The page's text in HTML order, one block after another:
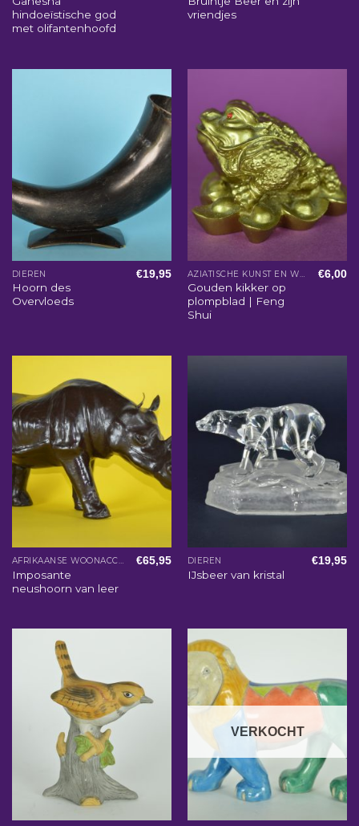
hindoeïstische god
met olifantenhoofd
vriendjes
DIEREN
Hoorn des
Overvloeds
€19,95
Gouden kikker op
plompblad | Feng
Shui
€6,00
AFRIKAANSE WOONACCESSOIRES
Imposante
neushoorn van leer
€65,95 DIEREN
IJsbeer van kristal
€19,95
VERKOCHT